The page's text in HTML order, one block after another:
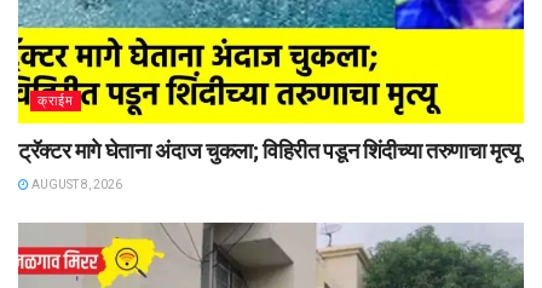
क्राईम
ट्रॅक्टर मागे घेताना अंदाज चुकला; विहिरीत पडून शिंदीच्या तरुणाचा मृत्यू
AUGUST 8, 2026